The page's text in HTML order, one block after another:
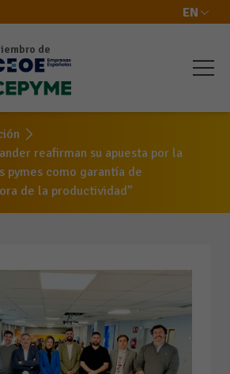
EN
de
reafirman su apuesta por la
pymes como garantía de
de la productividad”